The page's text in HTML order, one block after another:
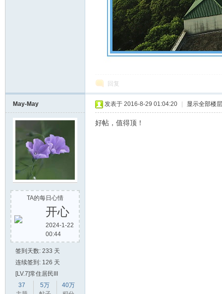
回复
May-May
TA的每日心情
开心
2024-1-22
00:44
签到天数: 233 天
连续签到: 126 天
[LV.7]常住居民III
37
5万
40万
发表于 2016-8-29 01:04:20 显示全部楼层
好帖，值得顶！